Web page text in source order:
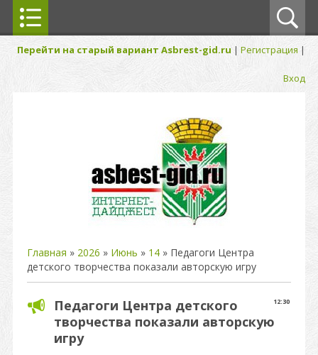
Перейти на старый вариант Asbrest-gid.ru | Регистрация |
Вход
Главная » 2026 » Июнь » 14 » Педагоги Центра
детского творчества показали авторскую игру
12:30
Педагоги Центра детского
творчества показали авторскую
игру